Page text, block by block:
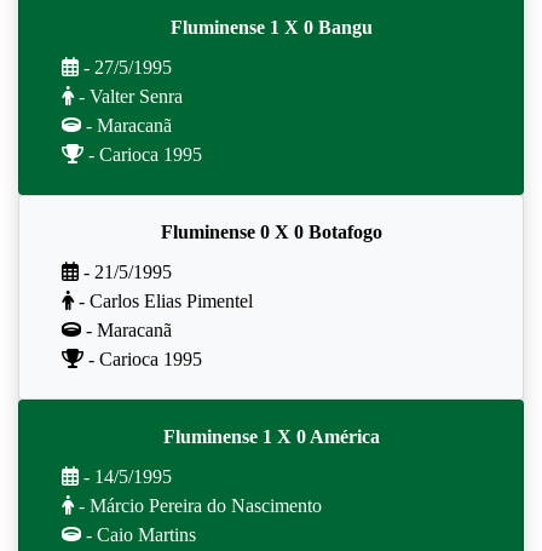
Fluminense 1 X 0 Bangu
- 27/5/1995
- Valter Senra
- Maracanã
- Carioca 1995
Fluminense 0 X 0 Botafogo
- 21/5/1995
- Carlos Elias Pimentel
- Maracanã
- Carioca 1995
Fluminense 1 X 0 América
- 14/5/1995
- Márcio Pereira do Nascimento
- Caio Martins